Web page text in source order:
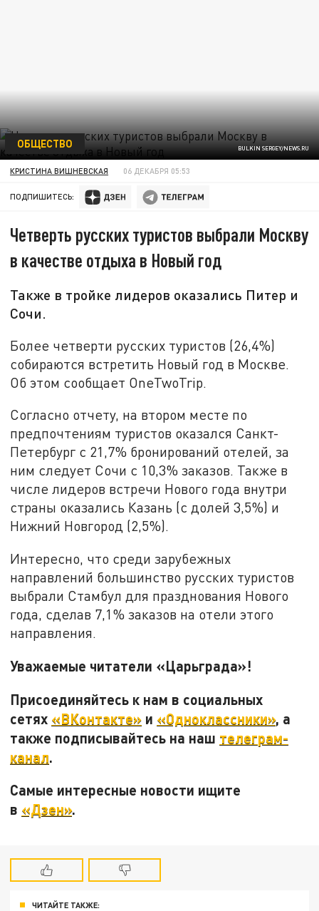
BULKIN SERGEY/NEWS.RU
ОБЩЕСТВО
КРИСТИНА ВИШНЕВСКАЯ 06 ДЕКАБРЯ 05:53
ПОДПИШИТЕСЬ:
Четверть русских туристов выбрали Москву
в качестве отдыха в Новый год
Также в тройке лидеров оказались Питер и
Сочи.
Более четверти русских туристов (26,4%)
собираются встретить Новый год в Москве.
Об этом сообщает OneTwoTrip.
Согласно отчету, на втором месте по
предпочтениям туристов оказался Санкт-
Петербург с 21,7% бронирований отелей, за
ним следует Сочи с 10,3% заказов. Также в
числе лидеров встречи Нового года внутри
страны оказались Казань (с долей 3,5%) и
Нижний Новгород (2,5%).
Интересно, что среди зарубежных
направлений большинство русских туристов
выбрали Стамбул для празднования Нового
года, сделав 7,1% заказов на отели этого
направления.
Уважаемые читатели «Царьграда»!
Присоединяйтесь к нам в социальных
сетях «ВКонтакте» и «Одноклассники», а
также подписывайтесь на наш телеграм-
канал.
Самые интересные новости ищите
в «Дзен».
ЧИТАЙТЕ ТАКЖЕ: